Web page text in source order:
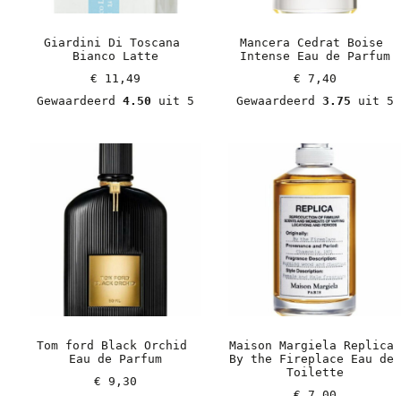
Giardini Di Toscana
Bianco Latte
€ 11,49
Gewaardeerd 4.50 uit 5
Mancera Cedrat Boise
Intense Eau de Parfum
€ 7,40
Gewaardeerd 3.75 uit 5
Tom ford Black Orchid
Eau de Parfum
€ 9,30
Maison Margiela Replica
By the Fireplace Eau de
Toilette